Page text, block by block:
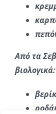
Από τα
βιολογικά: